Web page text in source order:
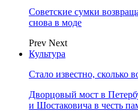
Советские сумки
снова в моде
Prev Next
Культура
Стало известно, сколько
Дворцовый мост в
и Шостаковича в честь